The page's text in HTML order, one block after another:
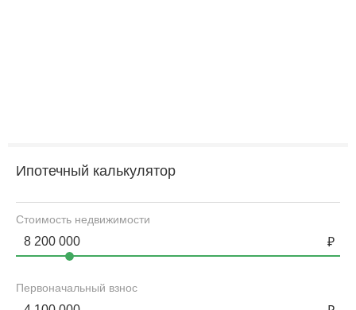
Ипотечный калькулятор
Стоимость недвижимости
Первоначальный взнос